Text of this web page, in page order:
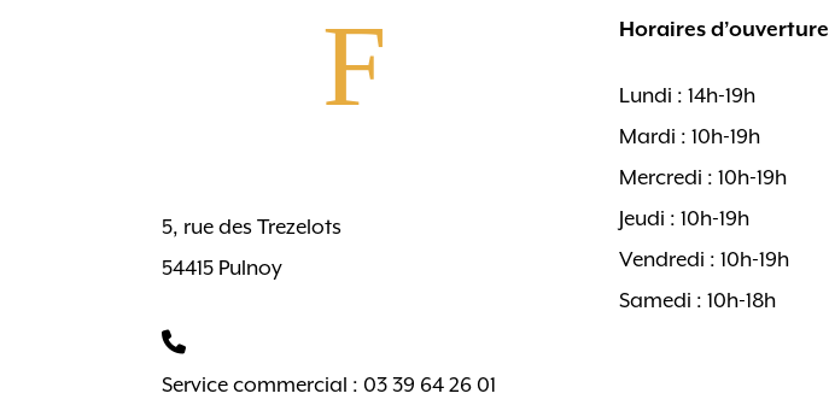
F
5, rue des Trezelots
54415 Pulnoy
Service commercial : 03 39 64 26 01
Horaires d’ouverture
Lundi : 14h-19h
Mardi : 10h-19h
Mercredi : 10h-19h
Jeudi : 10h-19h
Vendredi : 10h-19h
Samedi : 10h-18h